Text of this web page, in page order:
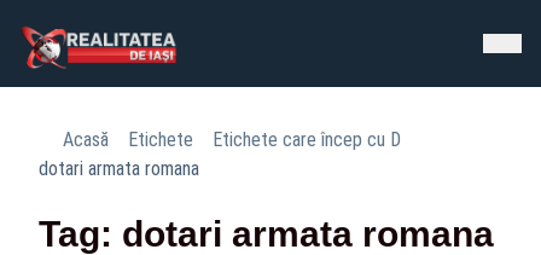
Acasă Etichete
Etichete care încep cu D
dotari armata romana
Tag: dotari armata romana